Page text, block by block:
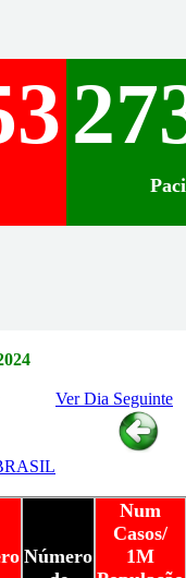
Ver Dia Seguinte
Número
Num
Casos/
1M